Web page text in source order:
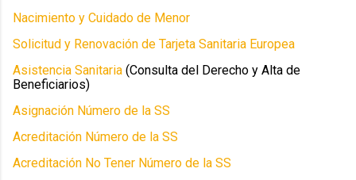
Nacimiento y Cuidado de Menor
Solicitud y Renovación de Tarjeta Sanitaria Europea
Asistencia Sanitaria (Consulta del Derecho y Alta de
Beneficiarios)
Asignación Número de la SS
Acreditación Número de la SS
Acreditación No Tener Número de la SS